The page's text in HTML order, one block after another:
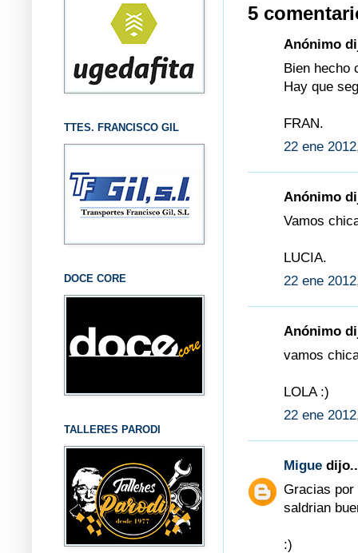
5
Anónimo
Bien hecho
Hay que
FRAN.
22 ene
Anónimo
Vamos
LUCIA.
22 ene
Anónimo
vamos
LOLA :)
22 ene
Migue
Gracias por
saldrian
:)
TTES. FRANCISCO GIL
DOCE CORE
TALLERES PARODI